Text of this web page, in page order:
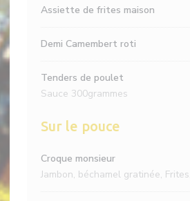
Assiette de frites maison
Demi Camembert roti
Tenders de poulet
Sauce 300grammes
Sur le pouce
Croque monsieur
Jambon, béchamel gratinée,